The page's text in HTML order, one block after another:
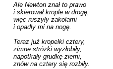
Ale Newton znał to prawo
i skierował krople w drogę,
więc ruszyły zakolami
i opadły mi na nogę.
Teraz już kropelki cztery,
zimne stróżki wyżłobiły,
napotkały grudkę ziemi,
znów na cztery się rozbiły.